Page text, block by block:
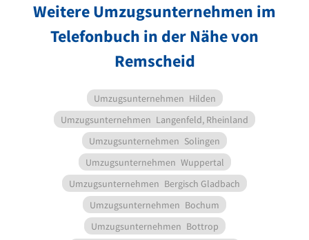
Weitere Umzugsunternehmen im
Telefonbuch in der Nähe von
Remscheid
Umzugsunternehmen Hilden
Umzugsunternehmen Langenfeld, Rheinland
Umzugsunternehmen Solingen
Umzugsunternehmen Wuppertal
Umzugsunternehmen Bergisch Gladbach
Umzugsunternehmen Bochum
Umzugsunternehmen Bottrop